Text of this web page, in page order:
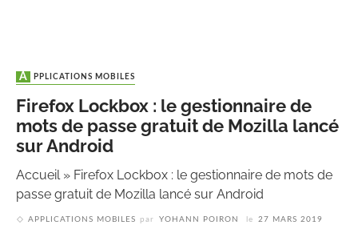
APPLICATIONS MOBILES
Firefox Lockbox : le gestionnaire de
mots de passe gratuit de Mozilla lancé
sur Android
Accueil» Firefox Lockbox : le gestionnaire de mots de
passe gratuit de Mozilla lancé sur Android
APPLICATIONS MOBILES par YOHANN POIRON le
27 MARS 2019